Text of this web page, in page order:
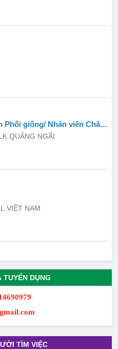
Phối giống/ Nhân viên Chăn
QUẢNG NGÃI
VIỆT NAM
TUYỂN DỤNG
TÌM VIỆC